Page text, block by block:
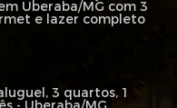
Uberaba/MG com 3
e lazer completo
3 quartos, 1